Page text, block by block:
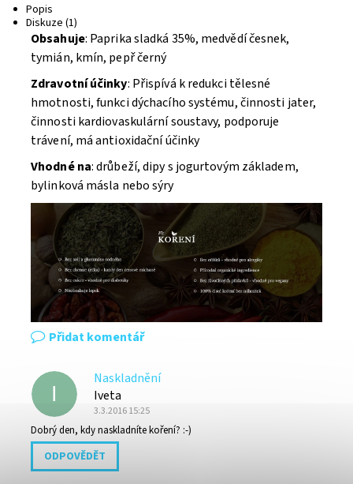
Popis
Diskuze (1)
Obsahuje: Paprika sladká 35%, medvědí česnek,
tymián, kmín, pepř černý
Zdravotní účinky: Přispívá k redukci tělesné
hmotnosti, funkci dýchacího systému, činnosti jater,
činnosti kardiovaskulární soustavy, podporuje
trávení, má antioxidační účinky
Vhodné na: drůbeží, dipy s jogurtovým základem,
bylinková másla nebo sýry
Přidat komentář
I
Naskladnění
Iveta
3.3.2016 15:25
Dobrý den, kdy naskladníte koření? :-)
ODPOVĚDĚT